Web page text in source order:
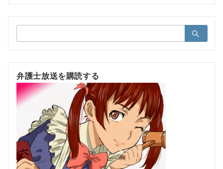
索：
弁護士放送を購読する